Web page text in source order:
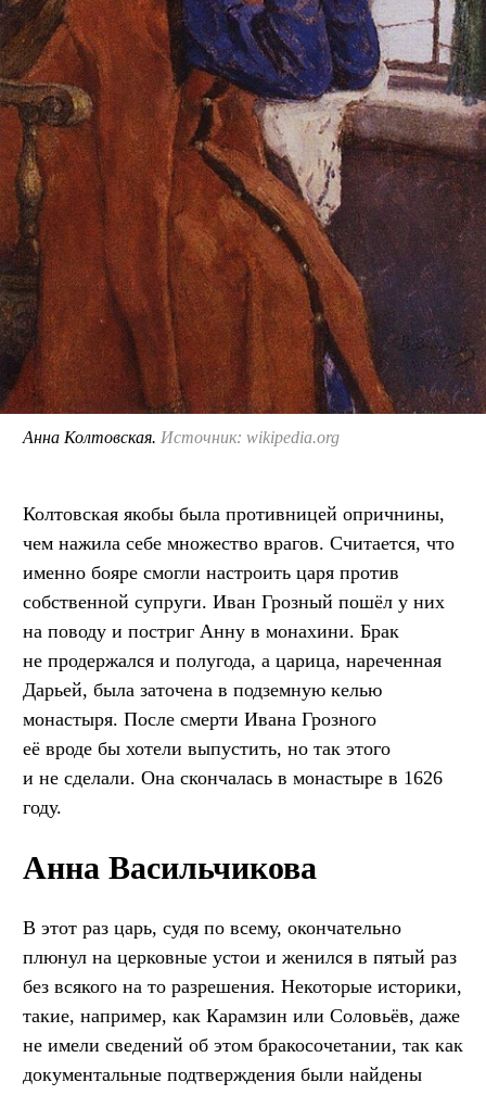
Анна Колтовская. Источник: wikipedia.org
Колтовская якобы была противницей опричнины,
чем нажила себе множество врагов. Считается, что
именно бояре смогли настроить царя против
собственной супруги. Иван Грозный пошёл у них
на поводу и постриг Анну в монахини. Брак
не продержался и полугода, а царица, нареченная
Дарьей, была заточена в подземную келью
монастыря. После смерти Ивана Грозного
её вроде бы хотели выпустить, но так этого
и не сделали. Она скончалась в монастыре в 1626
году.
Анна Васильчикова
В этот раз царь, судя по всему, окончательно
плюнул на церковные устои и женился в пятый раз
без всякого на то разрешения. Некоторые историки,
такие, например, как Карамзин или Соловьёв, даже
не имели сведений об этом бракосочетании, так как
документальные подтверждения были найдены